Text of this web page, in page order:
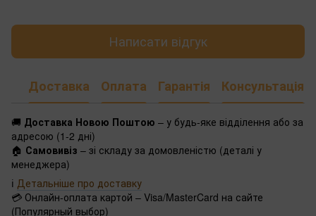
Написати відгук
Доставка Оплата Гарантія Консультація
🚚 Доставка Новою Поштою – у будь-яке відділення або за
адресою (1-2 дні)
🏠 Самовивіз – зі складу за домовленістю (деталі у
менеджера)
ℹ️ Детальніше про доставку
💳 Онлайн-оплата картой – Visa/MasterCard на сайте
(Популярный выбор)